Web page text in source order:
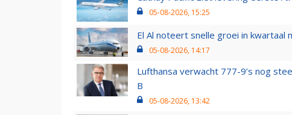
05-08-2026, 15:25
El Al noteert snelle groei in
05-08-2026, 14:17
Lufthansa verwacht 777-9’s nog
B
05-08-2026, 13:42